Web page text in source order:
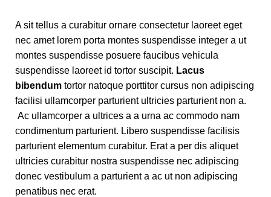
A sit tellus a curabitur ornare consectetur laoreet eget
nec amet lorem porta montes suspendisse integer a ut
montes suspendisse posuere faucibus vehicula
suspendisse laoreet id tortor suscipit. Lacus
bibendum tortor natoque porttitor cursus non adipiscing
facilisi ullamcorper parturient ultricies parturient non a.
Ac ullamcorper a ultrices a a urna ac commodo nam
condimentum parturient. Libero suspendisse facilisis
parturient elementum curabitur. Erat a per dis aliquet
ultricies curabitur nostra suspendisse nec adipiscing
donec vestibulum a parturient a ac ut non adipiscing
penatibus nec erat.